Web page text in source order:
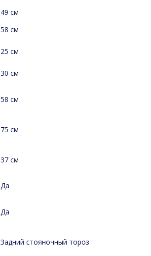
49 см
58 см
25 см
30 см
58 см
75 см
37 см
Да
Да
Задний стояночный тороз